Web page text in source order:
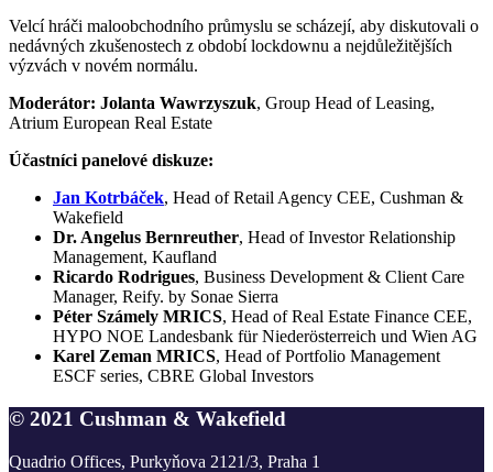
Velcí hráči maloobchodního průmyslu se scházejí, aby diskutovali o
nedávných zkušenostech z období lockdownu a nejdůležitějších
výzvách v novém normálu.
Moderátor: Jolanta Wawrzyszuk, Group Head of Leasing,
Atrium European Real Estate
Účastníci panelové diskuze:
Jan Kotrbáček, Head of Retail Agency CEE, Cushman &
Wakefield
Dr. Angelus Bernreuther, Head of Investor Relationship
Management, Kaufland
Ricardo Rodrigues, Business Development & Client Care
Manager, Reify. by Sonae Sierra
Péter Számely MRICS, Head of Real Estate Finance CEE,
HYPO NOE Landesbank für Niederösterreich und Wien AG
Karel Zeman MRICS, Head of Portfolio Management
ESCF series, CBRE Global Investors
© 2021 Cushman & Wakefield
Quadrio Offices, Purkyňova 2121/3, Praha 1